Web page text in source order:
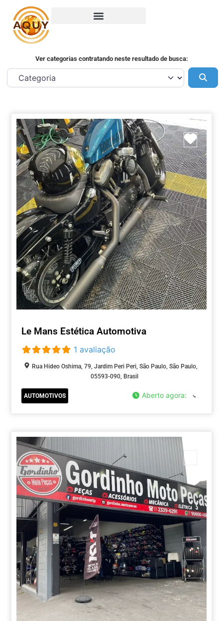
Ver categorias contratando neste resultado de busca:
Le Mans Estética Automotiva
1 avaliação
Rua Hideo Oshima, 79, Jardim Peri Peri, São Paulo, São Paulo,
05593-090, Brasil
AUTOMOTIVOS Aberto agora: